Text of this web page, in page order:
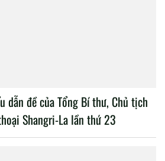
dẫn đề của Tổng Bí thư, Chủ tịch
Shangri-La lần thứ 23